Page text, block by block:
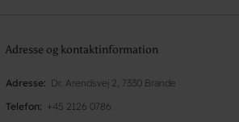
Adresse og kontaktinformation
Adresse
Dr. Arendsvej 2, 7330 Brande
Telefon
+45 2126 0786